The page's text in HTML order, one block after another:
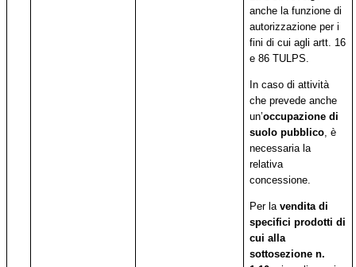
anche la funzione di
autorizzazione per i
fini di cui agli artt. 16
e 86 TULPS.
In caso di attività
che prevede anche
un’occupazione di
suolo pubblico, è
necessaria la
relativa
concessione.
Per lavendita di
specifici prodotti di
cui alla
sottosezione n.